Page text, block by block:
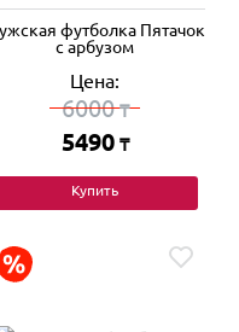
футболка Пятачок
с арбузом
Цена:
6000₸
5490 ₸
Купить